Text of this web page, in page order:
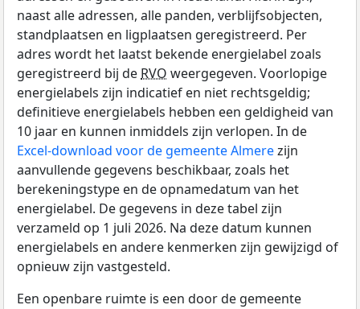
naast alle adressen, alle panden, verblijfsobjecten,
standplaatsen en ligplaatsen geregistreerd. Per
adres wordt het laatst bekende energielabel zoals
geregistreerd bij de RVO weergegeven. Voorlopige
energielabels zijn indicatief en niet rechtsgeldig;
definitieve energielabels hebben een geldigheid van
10 jaar en kunnen inmiddels zijn verlopen. In de
Excel-download voor de gemeente Almerezijn
aanvullende gegevens beschikbaar, zoals het
berekeningstype en de opnamedatum van het
energielabel. De gegevens in deze tabel zijn
verzameld op 1 juli 2026. Na deze datum kunnen
energielabels en andere kenmerken zijn gewijzigd of
opnieuw zijn vastgesteld.
Een openbare ruimte is een door de gemeente